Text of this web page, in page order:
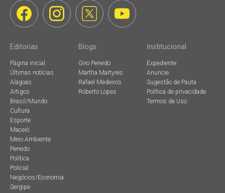
Editorias
Página inicial
Últimas notícias
Alagoas
Artigos
Brasil/Mundo
Cultura
Esporte
Maceió
Meio Ambiente
Penedo
Política
Policial
Negócios/Economia
Sergipe
Blogs
Giro Penedo
Martha Martyres
Rafael Medeiros
Roberto Lopes
Institucional
Expediente
Anuncie
Sugestão de Pauta
Política de privacidade
Termos de Uso